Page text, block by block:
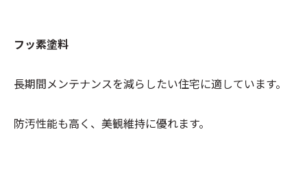
フッ素塗料
長期間メンテナンスを減らしたい住宅に適しています。
防汚性能も高く、美観維持に優れます。